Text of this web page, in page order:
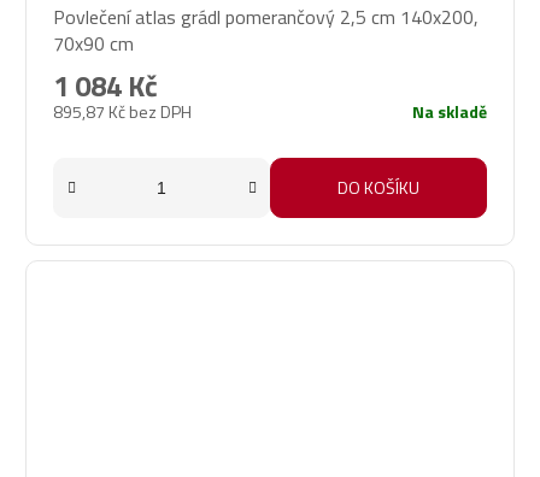
Povlečení atlas grádl pomerančový 2,5 cm 140x200,
70x90 cm
895,87 Kč bez DPH
1 084 Kč
Na skladě
DO KOŠÍKU